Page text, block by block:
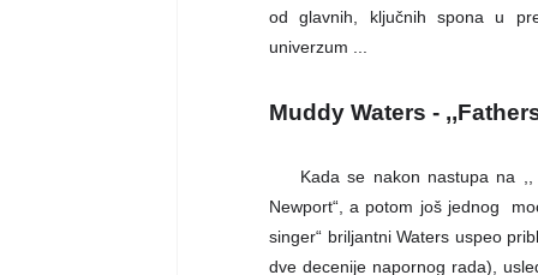
od glavnih, ključnih spona u
univerzum ...
Muddy Waters -
Kada se nakon nastupa na
Newport“, a potom još jednog
singer“ briljantni Waters uspeo
dve decenije napornog rada),